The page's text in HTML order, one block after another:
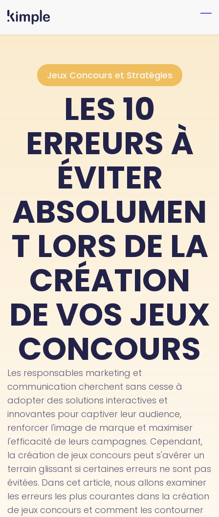
Skip
to
main
Jeux Concours et Stratégies
LES 10
ERREURS À
ÉVITER
ABSOLUMEN
T LORS DE LA
CRÉATION
DE VOS JEUX
CONCOURS
Les responsables marketing et
communication cherchent sans cesse à
adopter des solutions interactives et
innovantes pour captiver leur audience,
renforcer l'image de marque et maximiser
l'efficacité de leurs campagnes. Cependant,
la création de jeux concours peut s'avérer un
terrain glissant si certaines erreurs ne sont pas
évitées. Dans cet article, nous allons examiner
les erreurs les plus courantes dans la création
de jeux concours et comment les contourner